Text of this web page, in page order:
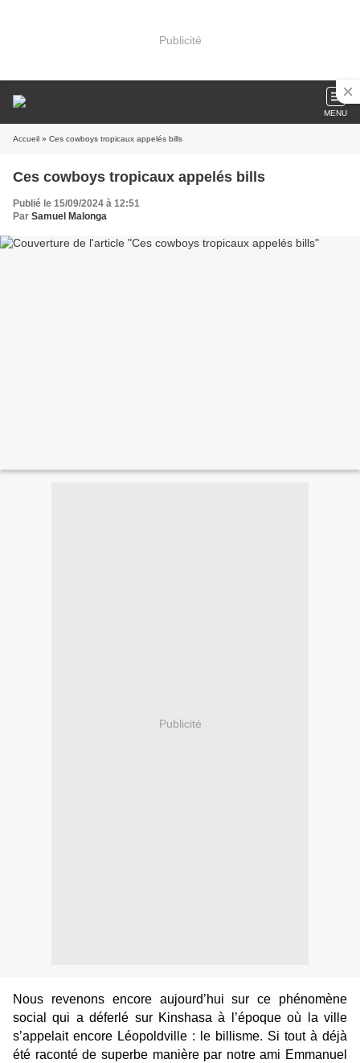
Publicité
MENU
Accueil » Ces cowboys tropicaux appelés bills
Ces cowboys tropicaux appelés bills
Publié le 15/09/2024 à 12:51
Par Samuel Malonga
Publicité
Nous revenons encore aujourd’hui sur ce phénomène
social qui a déferlé sur Kinshasa à l’époque où la ville
s’appelait encore Léopoldville : le billisme. Si tout à déjà
été raconté de superbe manière par notre ami Emmanuel